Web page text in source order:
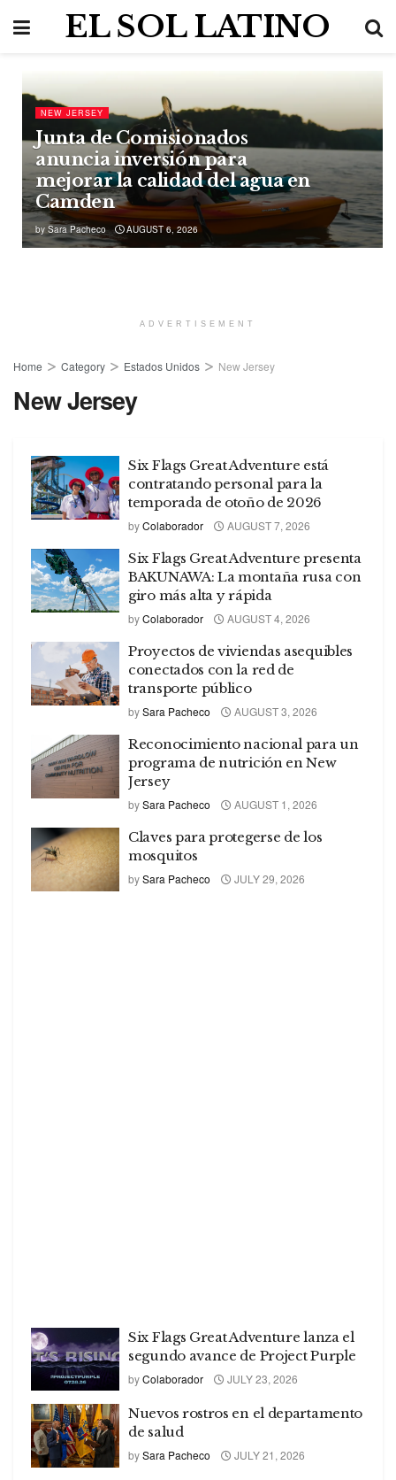
EL SOL LATINO
NEW JERSEY
Junta de Comisionados
anuncia inversión para
mejorar la calidad del agua en
Camden
by Sara Pacheco AUGUST 6, 2026
ADVERTISEMENT
Home Category Estados Unidos New Jersey
New Jersey
Six Flags Great Adventure está
contratando personal para la
temporada de otoño de 2026
byColaborador AUGUST 7, 2026
Six Flags Great Adventure presenta
BAKUNAWA: La montaña rusa con
giro más alta y rápida
byColaborador AUGUST 4, 2026
Proyectos de viviendas asequibles
conectados con la red de
transporte público
bySara Pacheco AUGUST 3, 2026
Reconocimiento nacional para un
programa de nutrición en New
Jersey
bySara Pacheco AUGUST 1, 2026
Claves para protegerse de los
mosquitos
bySara Pacheco JULY 29, 2026
Six Flags Great Adventure lanza el
segundo avance de Project Purple
byColaborador JULY 23, 2026
Nuevos rostros en el departamento
de salud
bySara Pacheco JULY 21, 2026